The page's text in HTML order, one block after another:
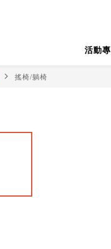
活動
搖椅/躺椅